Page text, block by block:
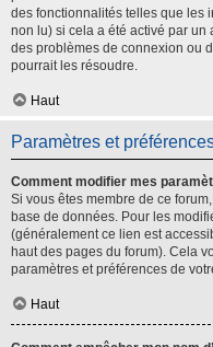
des fonctionnalités telles que les
non lu) si cela a été activé par un
des problèmes de connexion ou
pourrait les résoudre.
Haut
Paramètres et
Comment modifier mes
Si vous êtes membre de ce
base de données. Pour les
(généralement ce lien est
haut des pages du forum). Cela
paramètres et préférences de
Haut